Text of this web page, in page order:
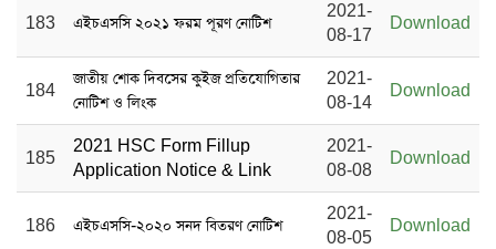
183 এইচএসসি ২০২১ ফরম পূরণ নোটিশ
2021-
08-17
Download
184
জাতীয় শোক দিবসের কুইজ প্রতিযোগিতার
নোটিশ ও লিংক
2021-
08-14
Download
185
2021 HSC Form Fillup
Application Notice & Link
2021-
08-08
Download
186 এইচএসসি-২০২০ সনদ বিতরণ নোটিশ
2021-
08-05
Download